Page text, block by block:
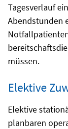
Tagesverlauf
Abendstunden
müssen.
Elektive
Elektive
planbaren